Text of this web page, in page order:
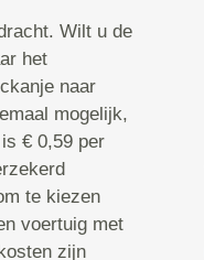
Wilt u de
het
naar
mogelijk,
€ 0,59 per
te kiezen
voertuig met
zijn